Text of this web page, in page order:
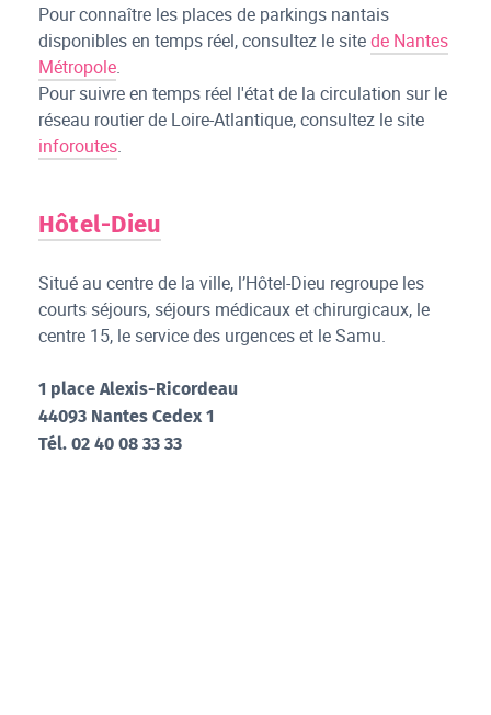
Pour connaître les places de parkings nantais
disponibles en temps réel, consultez le sitede Nantes
Métropole.
Pour suivre en temps réel l'état de la circulation sur le
réseau routier de Loire-Atlantique, consultez le site
inforoutes.
Hôtel-Dieu
Situé au centre de la ville, l’Hôtel-Dieu regroupe les
courts séjours, séjours médicaux et chirurgicaux, le
centre 15, le service des urgences et le Samu.
1 place Alexis-Ricordeau
44093 Nantes Cedex 1
Tél. 02 40 08 33 33